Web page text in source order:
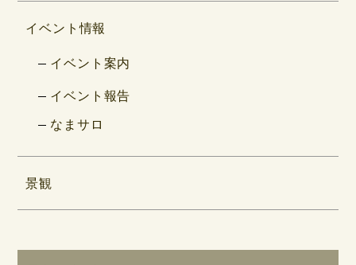
イベント情報
イベント案内
イベント報告
なまサロ
景観